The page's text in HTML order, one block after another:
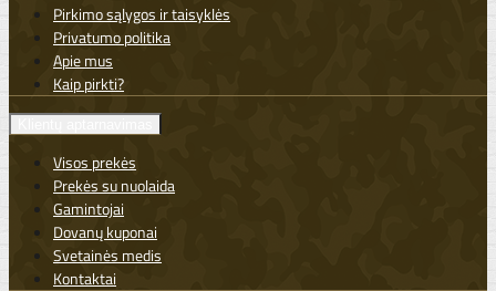
Pirkimo sąlygos ir taisyklės
Privatumo politika
Apie mus
Kaip pirkti?
Visos prekės
Prekės su nuolaida
Gamintojai
Dovanų kuponai
Svetainės medis
Kontaktai